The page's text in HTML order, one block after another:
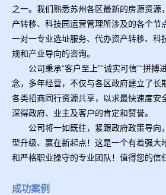
之一。我们熟悉苏州各区最新的房源资源
产转移、科技园运营管理所涉及的各个节
一对一专业选址服务、代办资产转移、科
规和产业导向的咨询。
公司秉承“客户至上”“诚实可信”“拼搏
念，多年经营，不仅与各区政府建立了长
各类招商同行资源共享，以求最快速度安
深得政府、业主及客户的肯定和赞誉。
公司将一如既往，紧跟政府政策导向
型升级、赢在新起点！这是一个有着强大
和严格职业操守的专业团队！值得您的信
成功案例